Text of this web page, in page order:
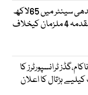
کراچی: سہراب گوٹھ ایدھی سینٹر میں 65لاکھ
سے زائد کی ڈکیتی کا مقدمہ 4 ملزمان کیخلاف
ٹرانسپورٹرز کا
ہڑتال کا اعلان